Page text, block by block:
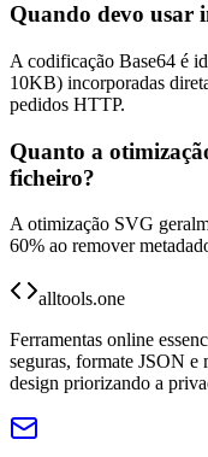
Quando devo usar
A codificação Base64 é
10KB) incorporadas
pedidos HTTP.
Quanto a
ficheiro?
A otimização SVG
60% ao remover
alltools.one
Ferramentas online
seguras, formate JSON
design priorizando a